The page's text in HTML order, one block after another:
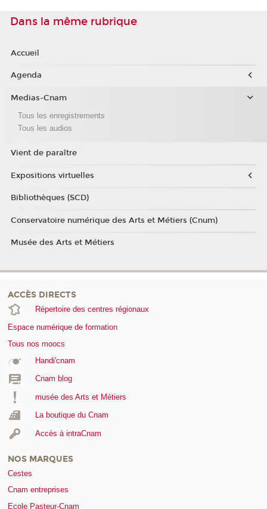
Dans la même rubrique
Accueil
Agenda
Medias-Cnam
Tous les enregistrements
Tous les audios
Vient de paraître
Expositions virtuelles
Bibliothèques (SCD)
Conservatoire numérique des Arts et Métiers (Cnum)
Musée des Arts et Métiers
ACCÈS DIRECTS
Répertoire des centres régionaux
Espace numérique de formation
Tous nos moocs
Handi'cnam
Cnam blog
musée des Arts et Métiers
La boutique du Cnam
Accès à intraCnam
NOS MARQUES
Cestes
Cnam entreprises
Ecole Pasteur-Cnam